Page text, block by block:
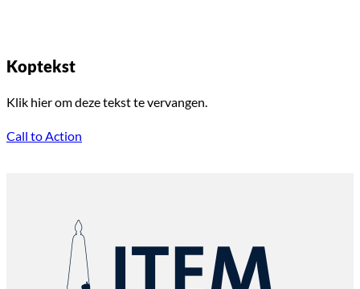
Koptekst
Klik hier om deze tekst te vervangen.
Call to Action